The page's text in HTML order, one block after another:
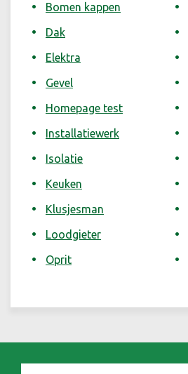
Bomen kappen
Dak
Elektra
Gevel
Homepage test
Installatiewerk
Isolatie
Keuken
Klusjesman
Loodgieter
Oprit